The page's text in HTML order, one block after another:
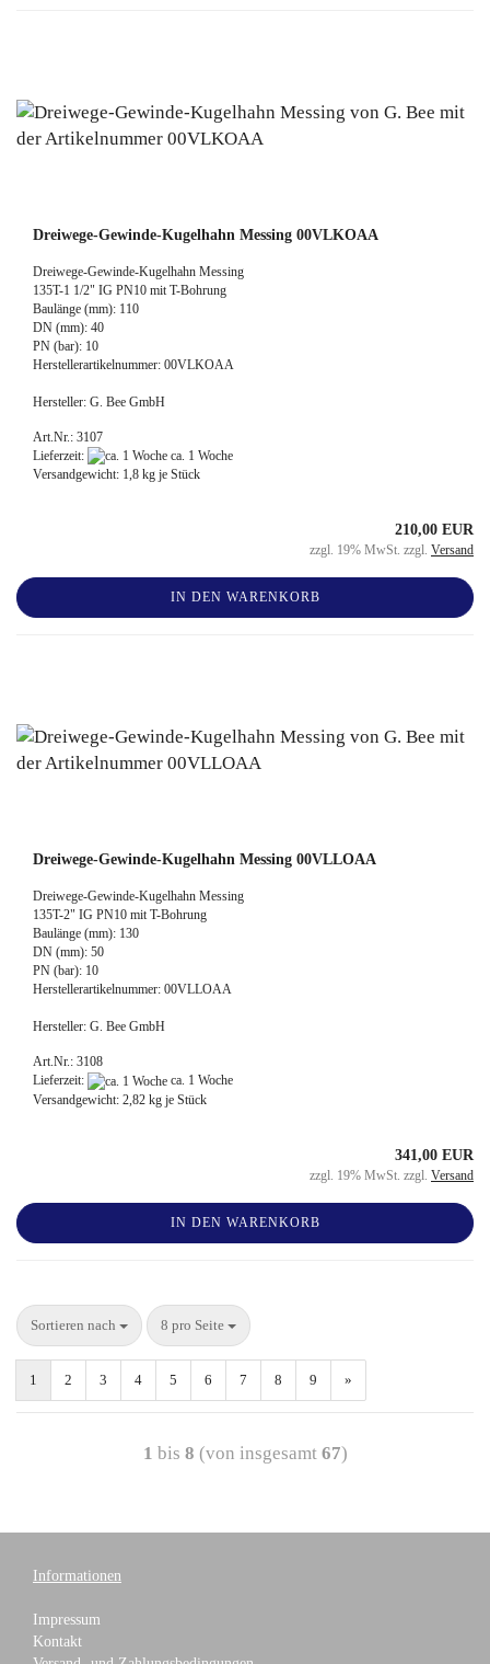
Dreiwege-Gewinde-Kugelhahn Messing 00VLKOAA
Dreiwege-Gewinde-Kugelhahn Messing
135T-1 1/2" IG PN10 mit T-Bohrung
Baulänge (mm): 110
DN (mm): 40
PN (bar): 10
Herstellerartikelnummer: 00VLKOAA
Hersteller: G. Bee GmbH
Art.Nr.: 3107
Lieferzeit:
ca. 1 Woche
Versandgewicht: 1,8 kg je Stück
210,00 EUR
zzgl. 19% MwSt. zzgl. Versand
IN DEN WARENKORB
Dreiwege-Gewinde-Kugelhahn Messing 00VLLOAA
Dreiwege-Gewinde-Kugelhahn Messing
135T-2" IG PN10 mit T-Bohrung
Baulänge (mm): 130
DN (mm): 50
PN (bar): 10
Herstellerartikelnummer: 00VLLOAA
Hersteller: G. Bee GmbH
Art.Nr.: 3108
Lieferzeit:
ca. 1 Woche
Versandgewicht: 2,82 kg je Stück
341,00 EUR
zzgl. 19% MwSt. zzgl. Versand
IN DEN WARENKORB
Sortieren nach 8 pro Seite
1 2 3 4 5 6 7 8 9 »
1 bis 8 (von insgesamt 67)
Informationen
Impressum
Kontakt